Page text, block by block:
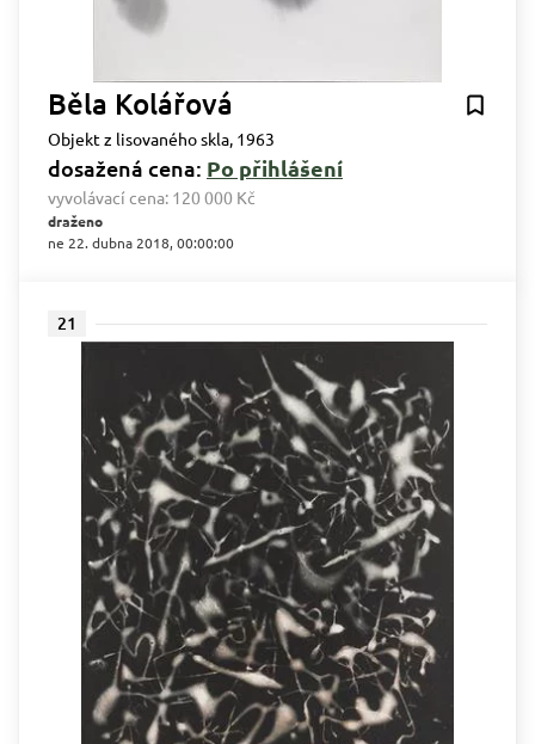
Běla Kolářová
Objekt z lisovaného skla, 1963
dosažená cena: Po přihlášení
vyvolávací cena: 120 000 Kč
draženo
ne 22. dubna 2018, 00:00:00
21